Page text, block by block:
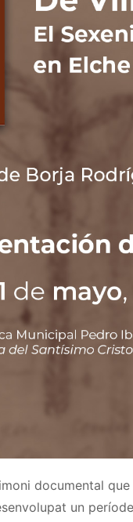
documental que
un